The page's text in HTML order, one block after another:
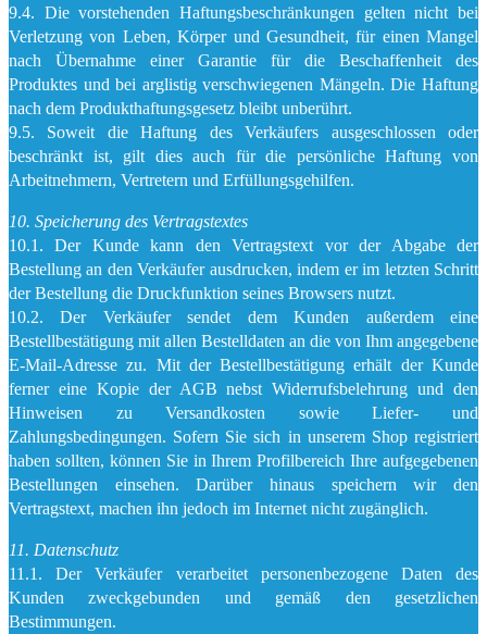
9.4. Die vorstehenden Haftungsbeschränkungen gelten nicht bei
Verletzung von Leben, Körper und Gesundheit, für einen Mangel
nach Übernahme einer Garantie für die Beschaffenheit des
Produktes und bei arglistig verschwiegenen Mängeln. Die Haftung
nach dem Produkthaftungsgesetz bleibt unberührt.
9.5. Soweit die Haftung des Verkäufers ausgeschlossen oder
beschränkt ist, gilt dies auch für die persönliche Haftung von
Arbeitnehmern, Vertretern und Erfüllungsgehilfen.
10. Speicherung des Vertragstextes
10.1. Der Kunde kann den Vertragstext vor der Abgabe der
Bestellung an den Verkäufer ausdrucken, indem er im letzten Schritt
der Bestellung die Druckfunktion seines Browsers nutzt.
10.2. Der Verkäufer sendet dem Kunden außerdem eine
Bestellbestätigung mit allen Bestelldaten an die von Ihm angegebene
E-Mail-Adresse zu. Mit der Bestellbestätigung erhält der Kunde
ferner eine Kopie der AGB nebst Widerrufsbelehrung und den
Hinweisen zu Versandkosten sowie Liefer- und
Zahlungsbedingungen. Sofern Sie sich in unserem Shop registriert
haben sollten, können Sie in Ihrem Profilbereich Ihre aufgegebenen
Bestellungen einsehen. Darüber hinaus speichern wir den
Vertragstext, machen ihn jedoch im Internet nicht zugänglich.
11. Datenschutz
11.1. Der Verkäufer verarbeitet personenbezogene Daten des
Kunden zweckgebunden und gemäß den gesetzlichen
Bestimmungen.